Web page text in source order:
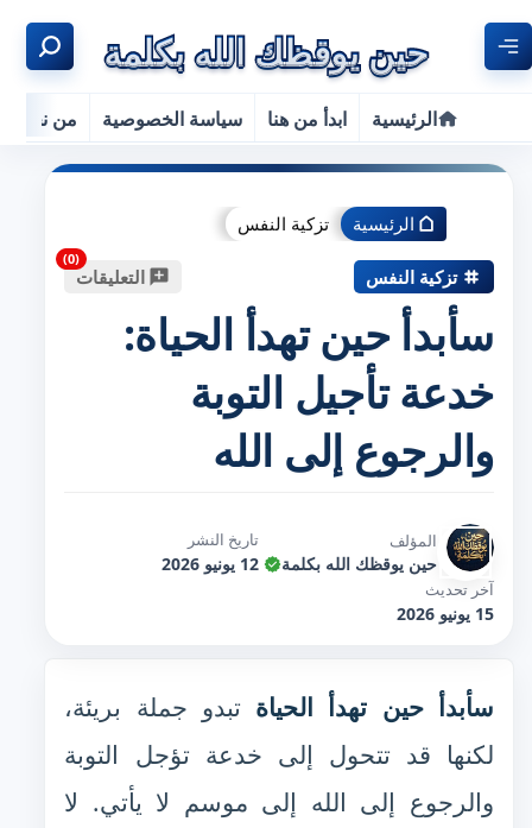
الرئيسية ابدأ من هنا سياسة الخصوصية من نحن
الرئيسية تزكية النفس
تزكية النفس التعليقات
سأبدأ حين تهدأ الحياة:
خدعة تأجيل التوبة
والرجوع إلى الله
المؤلف
حين يوقظك الله بكلمة
تاريخ النشر
12 يونيو 2026
آخر تحديث
15 يونيو 2026
سأبدأ حين تهدأ الحياة تبدو جملة بريئة،
لكنها قد تتحول إلى خدعة تؤجل التوبة
والرجوع إلى الله إلى موسم لا يأتي. لا